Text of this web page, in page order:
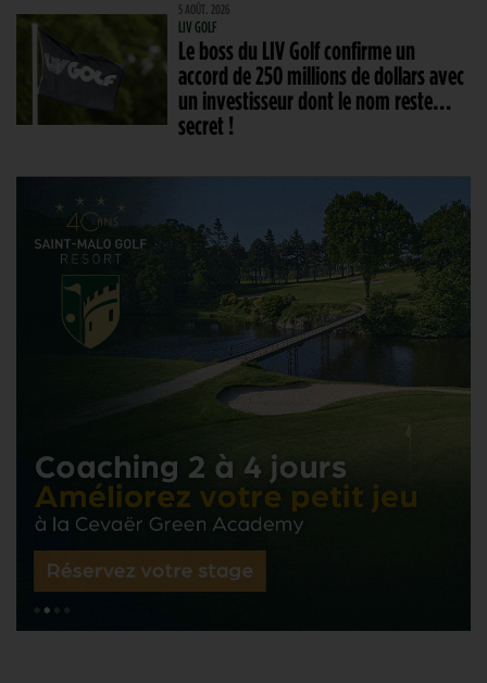
5 AOÛT. 2026
LIV GOLF
Le boss du LIV Golf confirme un
accord de 250 millions de dollars avec
un investisseur dont le nom reste…
secret !